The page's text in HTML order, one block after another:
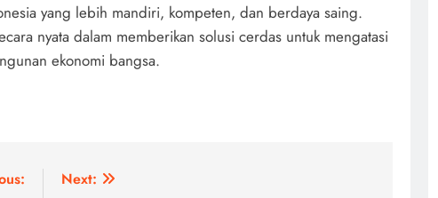
yang lebih mandiri, kompeten, dan berdaya saing.
nyata dalam memberikan solusi cerdas untuk mengatasi
ekonomi bangsa.
Next: